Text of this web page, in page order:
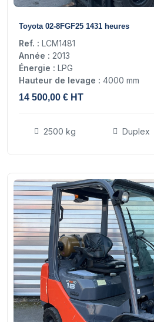
Toyota 02-8FGF25 1431 heures
Ref. : LCM1481
Année : 2013
Énergie : LPG
Hauteur de levage : 4000 mm
14 500,00 € HT
2500 kg Duplex